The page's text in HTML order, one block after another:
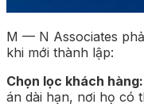
M — N Associates
khi mới thành lập:
Chọn lọc khách hàng:
án dài hạn, nơi họ có